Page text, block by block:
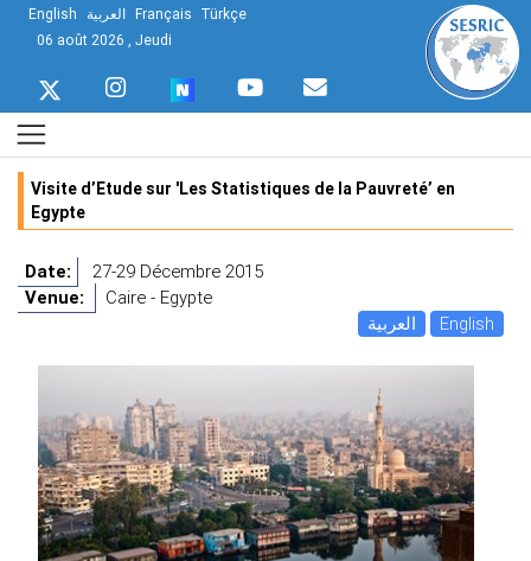
English العربية Français Türkçe
06 août 2026 , Jeudi
Visite d’Etude sur 'Les Statistiques de la Pauvreté’ en
Egypte
Date:
27-29 Décembre 2015
Venue:
Caire - Egypte
العربية
English